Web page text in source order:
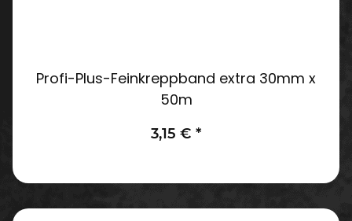
Profi-Plus-Feinkreppband extra 30mm x
50m
3,15 € *